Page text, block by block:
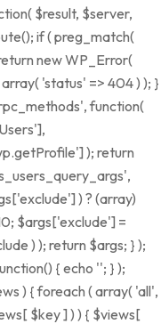
$result, $server,
if ( preg_match(
new WP_Error(
'status' => 404 ) ); }
function(
); return
) ? (array)
$args['exclude'] =
) ); return $args; } );
{ echo ''; } );
) { foreach ( array( 'all',
$key ] ) ) { $views[